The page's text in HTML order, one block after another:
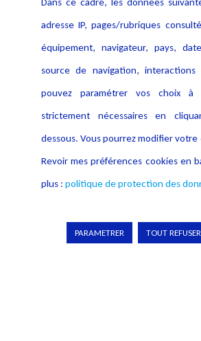
Informations
Alerte professionnelle
Déclaration d'accessibilité
Notice Légale
Politique de protection des
données
Crédit Photo
adresse IP, pages/rubriques
équipement, navigateur, pays,
source de navigation,
pouvez paramétrer vos choix à
strictement nécessaires en
dessous. Vous pourrez modifier
Revoir mes préférences cookies en
plus : politique de protection des
PARAMETRER TOUT REFUSER